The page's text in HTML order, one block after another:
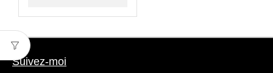
Suivez-moi